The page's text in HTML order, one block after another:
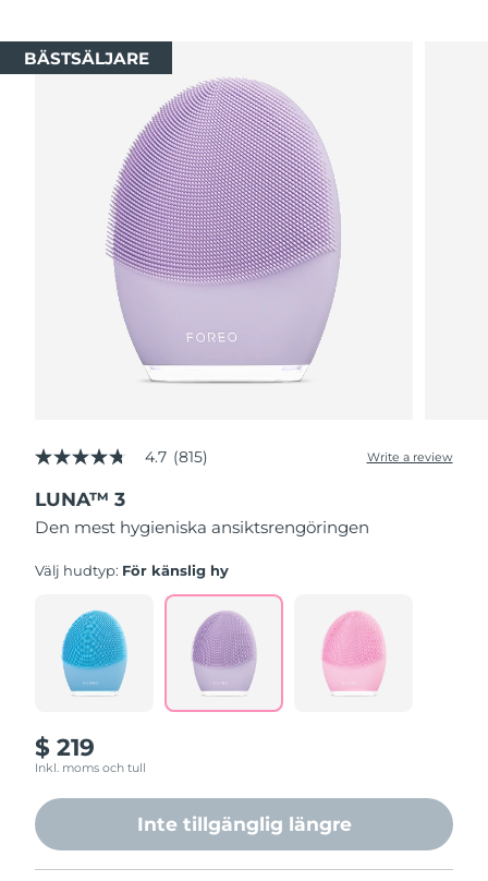
BÄSTSÄLJARE
4.7
of
5
stars,
rating
Reviews.
Same
page
link.
4.7 (815) Write a review
LUNA™ 3
Den mest hygieniska ansiktsrengöringen
Välj hudtyp: För känslig hy
$ 219
Inkl. moms och tull
Inte tillgänglig längre